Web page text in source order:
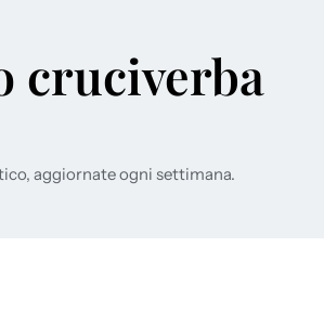
cruciverba
aggiornate ogni settimana.